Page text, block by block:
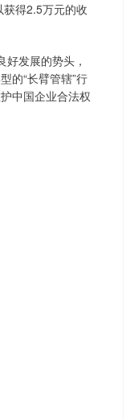
得2.5万元的收
发展的势头，
的“长臂管辖”行
中国企业合法权